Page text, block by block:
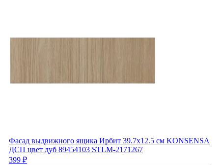
Фасад выдвижного ящика Ирбит 39.7x12.5 см KONSENSA
ДСП цвет дуб 89454103 STLM-2171267
399 ₽